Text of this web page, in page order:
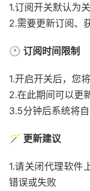
1.订阅开关默认为
2.需要更新订阅、
🕐︎ 订阅时间限制
1.开启开关后，您
2.在此期间可以更
3.5分钟后系统将
🪄 更新建议
1.请关闭代理软件
错误或失败